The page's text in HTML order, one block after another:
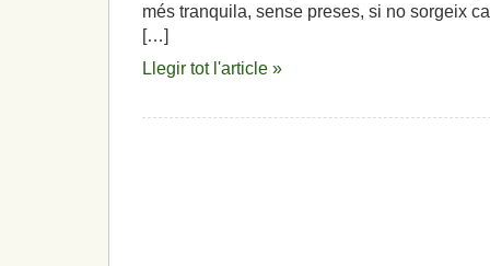
més tranquila, sense preses, si no sorgeix
[…]
Llegir tot l'article »